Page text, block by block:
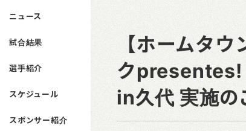
ニュース
試合結果
選手紹介
スケジュール
スポンサー紹介
【ホームタ
クpresentes!
in久代 実施の